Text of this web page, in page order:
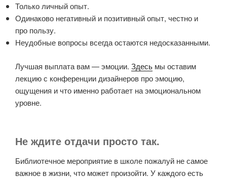
Только личный опыт.
Одинаково негативный и позитивный опыт, честно и
про пользу.
Неудобные вопросы всегда остаются недосказанными.
Лучшая выплата вам — эмоции. Здесь мы оставим
лекцию с конференции дизайнеров про эмоцию,
ощущения и что именно работает на эмоциональном
уровне.
Не ждите отдачи просто так.
Библиотечное мероприятие в школе пожалуй не самое
важное в жизни, что может произойти. У каждого есть